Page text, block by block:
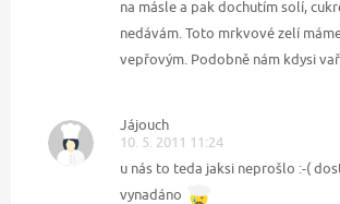
na másle a pak dochutím solí,
nedávám. Toto mrkvové zelí
vepřovým. Podobně nám kdysi
Jájouch
10. 5. 2011 11:24
u nás to teda jaksi neprošlo :-(
vynadáno